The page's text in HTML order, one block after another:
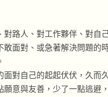
對路人、對工作夥伴、對自
敢面對、或急著解決問題的
面對自己的起起伏伏，久而
願意與友善，少了一點逃避